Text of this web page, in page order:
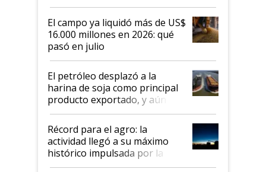
El campo ya liquidó más de US$
16.000 millones en 2026: qué
pasó en julio
El petróleo desplazó a la
harina de soja como principal
producto exportado, y aún así
el agro aportó casi seis de cada
diez dólares y sostuvo el
liderazgo en un semestre
récord
Récord para el agro: la
actividad llegó a su máximo
histórico impulsada por la
cosecha y las exportaciones